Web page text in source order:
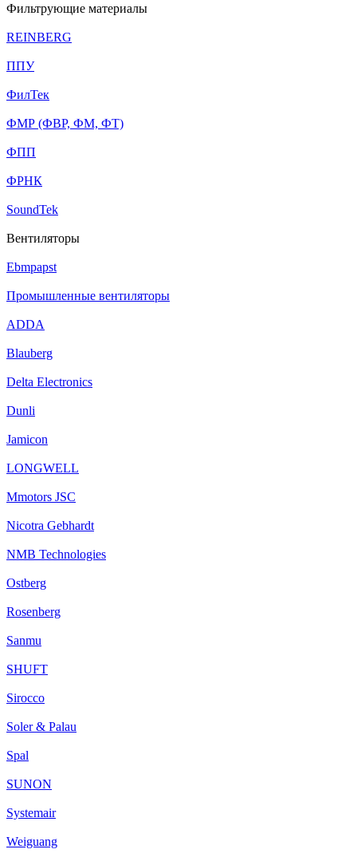
Фильтрующие материалы
REINBERG
ППУ
ФилТек
ФМР (ФВР, ФМ, ФТ)
ФПП
ФРНК
SoundTek
Вентиляторы
Ebmpapst
Промышленные вентиляторы
ADDA
Blauberg
Delta Electronics
Dunli
Jamicon
LONGWELL
Mmotors JSC
Nicotra Gebhardt
NMB Technologies
Ostberg
Rosenberg
Sanmu
SHUFT
Sirocco
Soler & Palau
Spal
SUNON
Systemair
Weiguang